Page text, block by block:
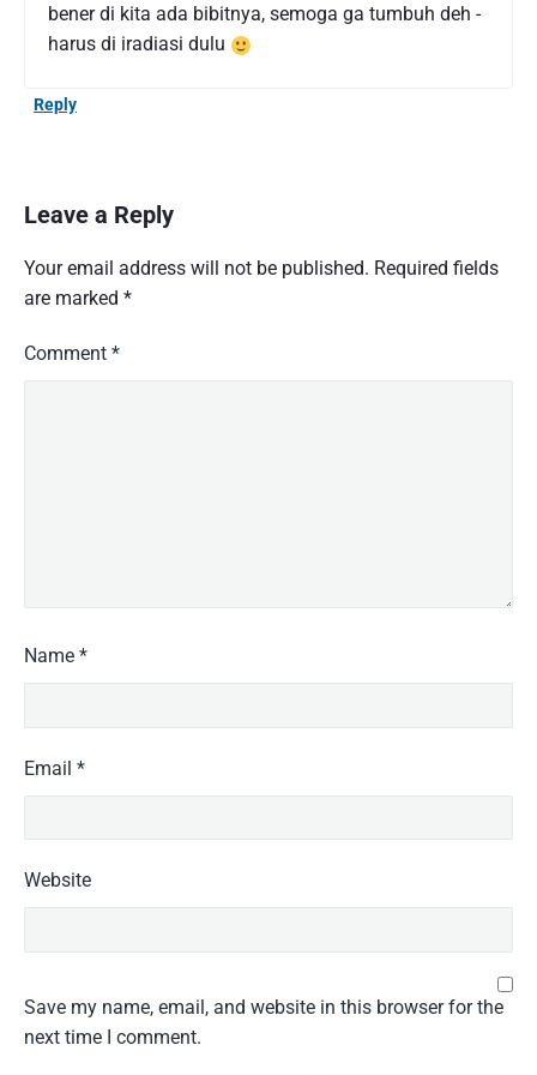
bener di kita ada bibitnya, semoga ga tumbuh deh -
harus di iradiasi dulu
Reply
Leave a Reply
Your email address will not be published. Required fields
are marked *
Comment *
Name *
Email *
Website
Save my name, email, and website in this browser for the
next time I comment.